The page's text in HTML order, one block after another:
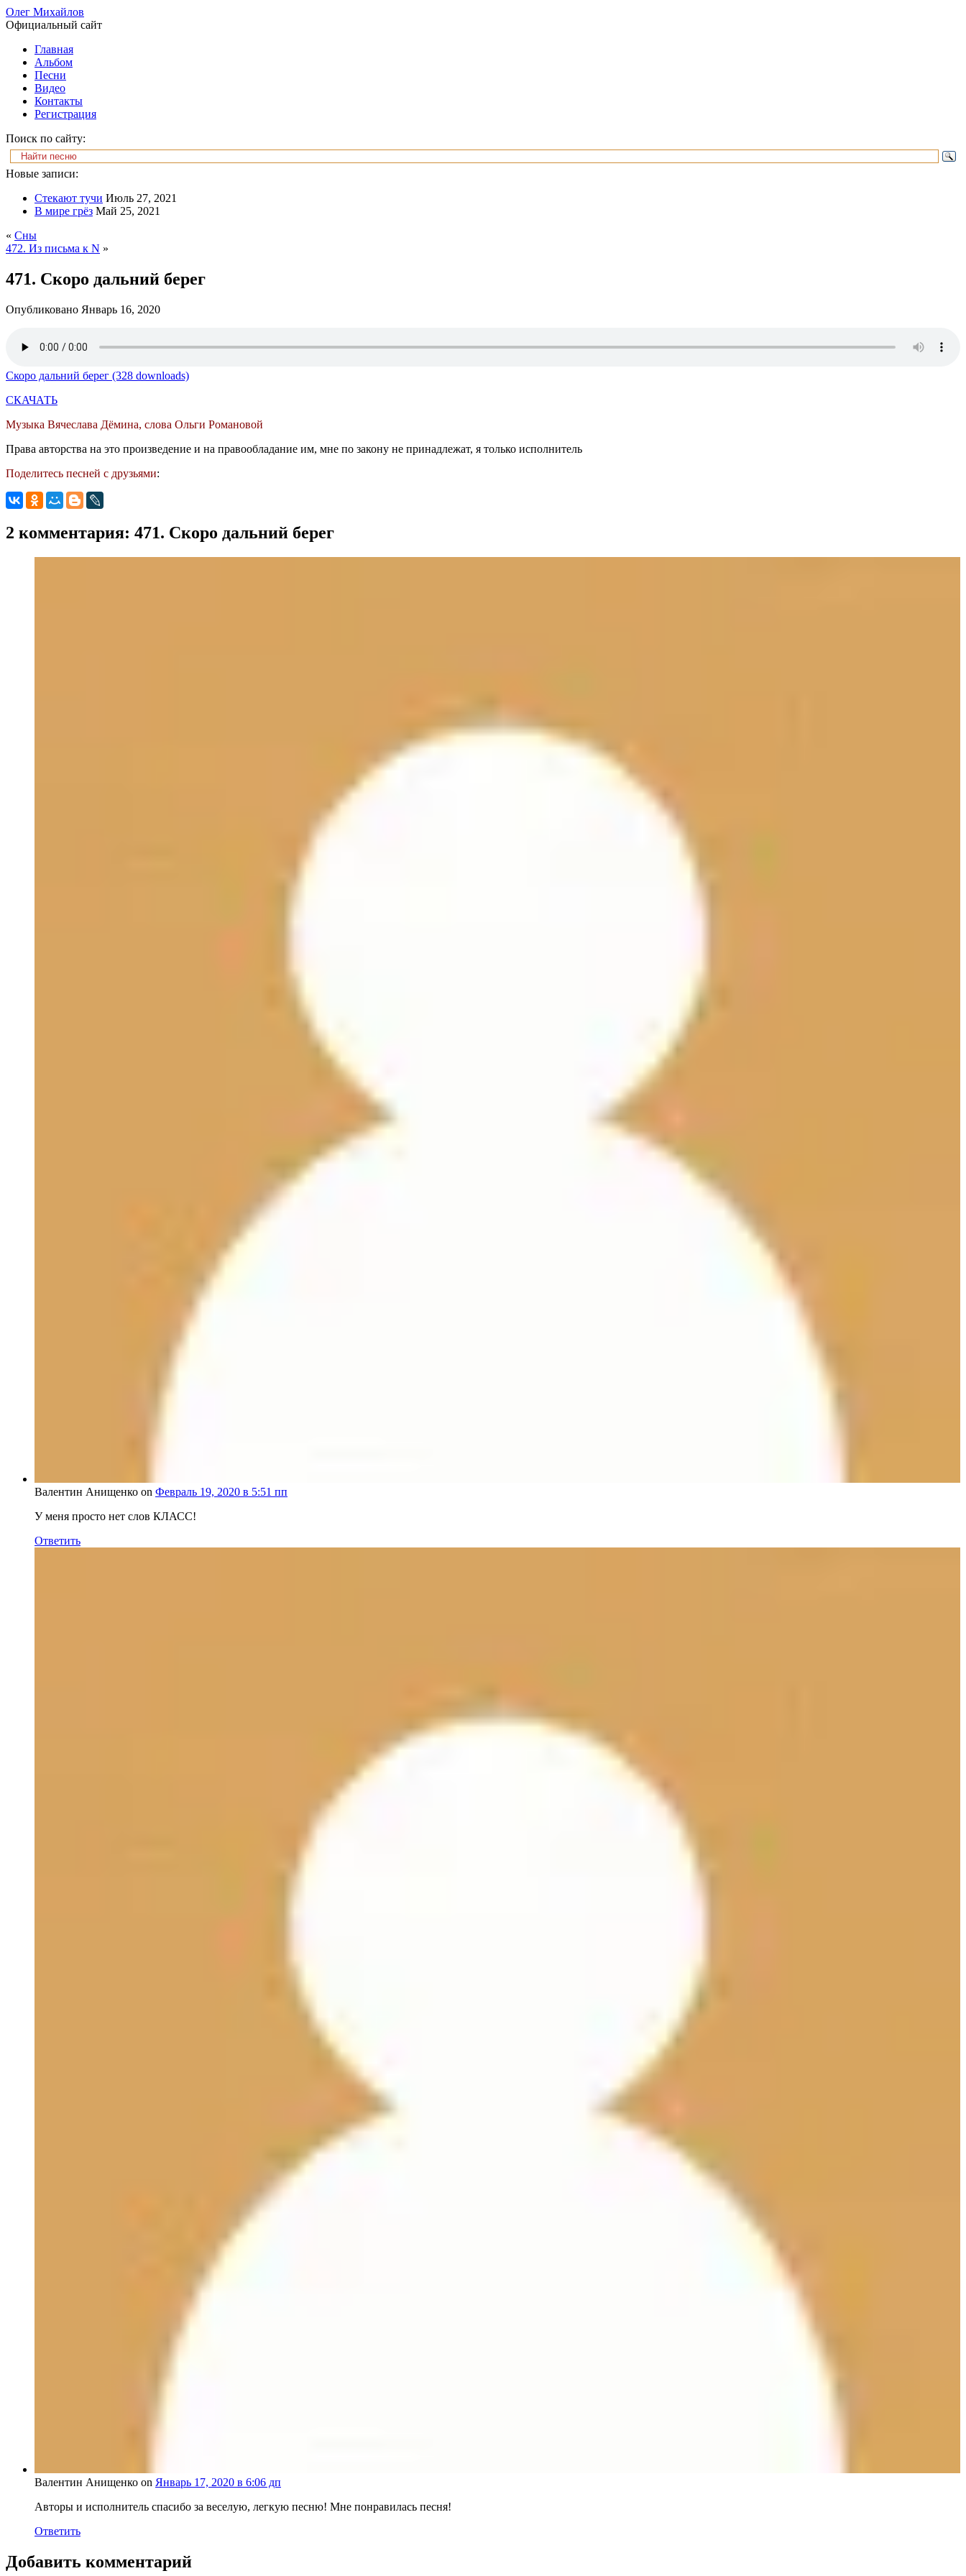
Олег Михайлов
Официальный сайт
Главная
Альбом
Песни
Видео
Контакты
Регистрация
Поиск по сайту:
Новые записи:
Стекают тучи Июль 27, 2021
В мире грёз Май 25, 2021
« Сны
472. Из письма к N »
471. Скоро дальний берег
Опубликовано Январь 16, 2020
Скоро дальний берег (328 downloads)
СКАЧАТЬ
Музыка Вячеслава Дёмина, слова Ольги Романовой
Права авторства на это произведение и на правообладание им, мне по закону не принадлежат, я только исполнитель
Поделитесь песней с друзьями:
2 комментария: 471. Скоро дальний берег
Валентин Анищенко on Февраль 19, 2020 в 5:51 пп
У меня просто нет слов КЛАСС!
Ответить
Валентин Анищенко on Январь 17, 2020 в 6:06 дп
Авторы и исполнитель спасибо за веселую, легкую песню! Мне понравилась песня!
Ответить
Добавить комментарий